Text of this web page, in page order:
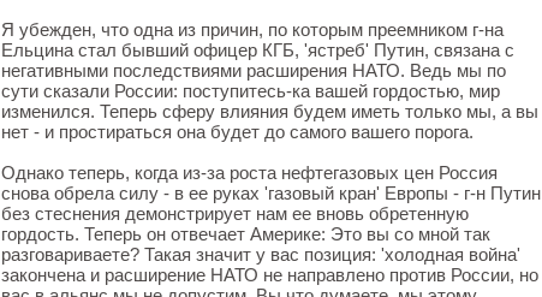
Я убежден, что одна из причин, по которым преемником г-на
Ельцина стал бывший офицер КГБ, 'ястреб' Путин, связана с
негативными последствиями расширения НАТО. Ведь мы по
сути сказали России: поступитесь-ка вашей гордостью, мир
изменился. Теперь сферу влияния будем иметь только мы, а вы
нет - и простираться она будет до самого вашего порога.
Однако теперь, когда из-за роста нефтегазовых цен Россия
снова обрела силу - в ее руках 'газовый кран' Европы - г-н Путин
без стеснения демонстрирует нам ее вновь обретенную
гордость. Теперь он отвечает Америке: Это вы со мной так
разговариваете? Такая значит у вас позиция: 'холодная война'
закончена и расширение НАТО не направлено против России, но